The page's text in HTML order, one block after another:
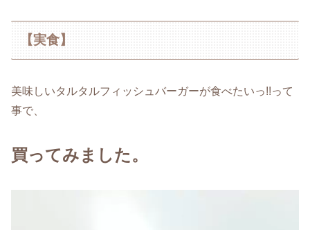
【実食】
美味しいタルタルフィッシュバーガーが食べたいっ!!って
事で、
買ってみました。